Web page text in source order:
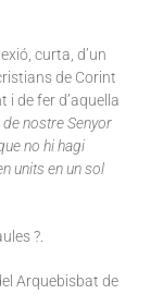
curta, d’un
de Corint
i de fer d’aquella
nostre Senyor
no hi hagi
units en un sol
?.
Arquebisbat de